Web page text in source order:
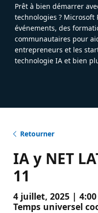
Prêt à bien démarrer
technologies ? Microsoft
événements, des
communautaires pour
entrepreneurs et les
technologie IA et bien
Retourner
IA y NET
11
4 juillet, 2025 | 4:00
Temps universel